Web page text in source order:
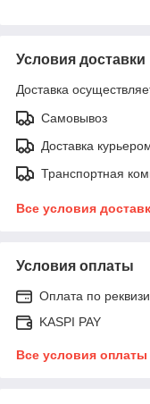
Условия доставки
Доставка
Самовывоз
Доставка
Транспортная
Все условия
Условия оплаты
Оплата по
KASPI PAY
Все условия оплаты